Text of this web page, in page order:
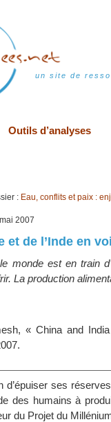
un site de
Outils d’analyses
: Eau, conflits et paix :
2007
et de l’Inde en
monde est en train
La production
« China and
d’épuiser ses
des humains à
du Projet du